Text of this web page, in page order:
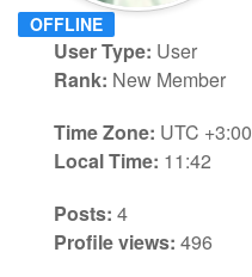
OFFLINE
User Type: User
Rank: New Member
Time Zone: UTC +3:00
Local Time: 11:42
Posts: 4
Profile views: 496